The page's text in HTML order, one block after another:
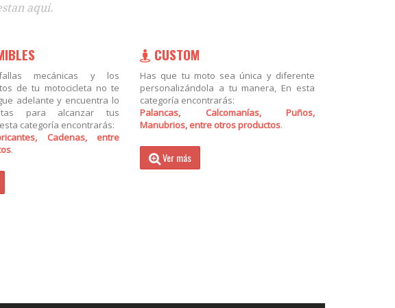
aqui.
mecánicas y los
de tu motocicleta no te
adelante y encuentra lo
para alcanzar tus
categoría encontrarás:
Cadenas, entre
.
CUSTOM
Has que tu moto sea única y diferente
personalizándola a tu manera, En esta
categoría encontrarás:
Palancas, Calcomanías, Puños,
Manubrios, entre otros productos.
Ver más